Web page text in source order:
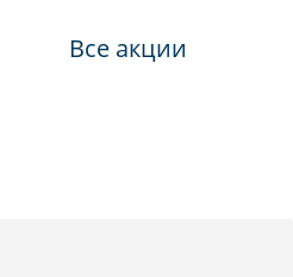
Все акции